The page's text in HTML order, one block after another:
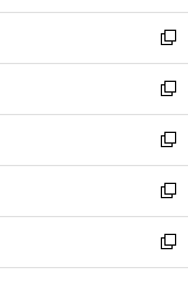
開
く
ウ
で
開
く
ン
ド
ウ
で
開
く
ウ
ィ
ン
ド
ウ
で
開
く
新
し
い
ウ
ィ
ン
ド
ウ
で
開
新
し
い
ウ
ィ
ン
ド
ウ
新
し
い
ウ
ィ
ン
新
し
い
ウ
新
し